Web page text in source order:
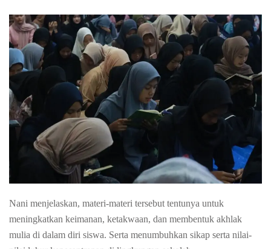
Nani menjelaskan, materi-materi tersebut tentunya untuk
meningkatkan keimanan, ketakwaan, dan membentuk akhlak
mulia di dalam diri siswa. Serta menumbuhkan sikap serta nilai-